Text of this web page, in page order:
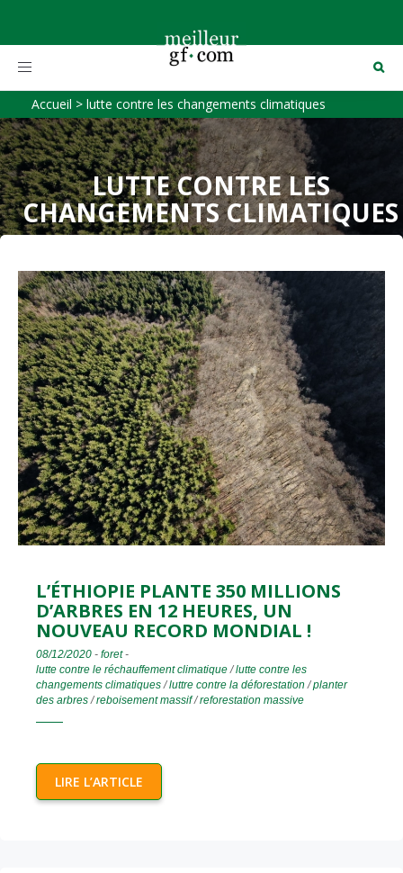
Toggle
Accueil > lutte contre les changements climatiques
LUTTE CONTRE LES
CHANGEMENTS CLIMATIQUES
L’ÉTHIOPIE PLANTE 350 MILLIONS
D’ARBRES EN 12 HEURES, UN
NOUVEAU RECORD MONDIAL !
08/12/2020 - foret-
lutte contre le réchauffement climatique/lutte contre les
changements climatiques/luttre contre la déforestation /planter
des arbres/reboisement massif/reforestation massive
LIRE L’ARTICLE